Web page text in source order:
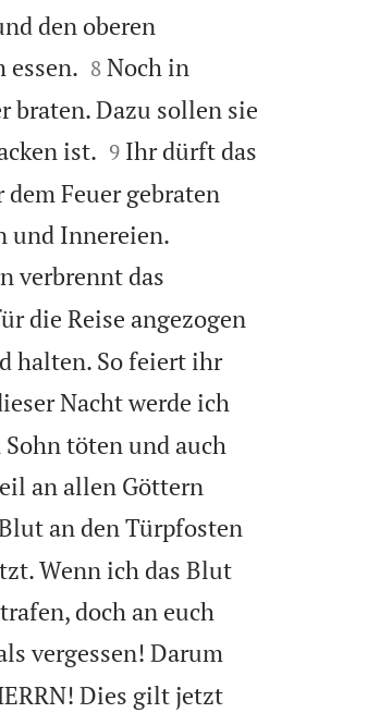
den oberen
essen.
8 Noch in
braten. Dazu sollen sie
ist.
9 Ihr dürft das
Feuer gebraten
und Innereien.
verbrennt das
die Reise angezogen
halten. So feiert ihr
Nacht werde ich
töten und auch
an allen Göttern
an den Türpfosten
Wenn ich das Blut
doch an euch
vergessen! Darum
Dies gilt jetzt